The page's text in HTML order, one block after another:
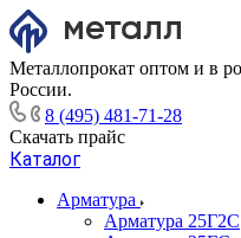
Металлопрокат оптом и в
России.
8 (495) 481-71-28
Скачать прайс
Каталог
Арматура
Арматура 25Г2С